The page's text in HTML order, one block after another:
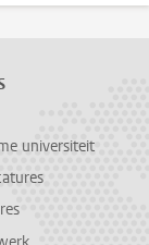
universiteit